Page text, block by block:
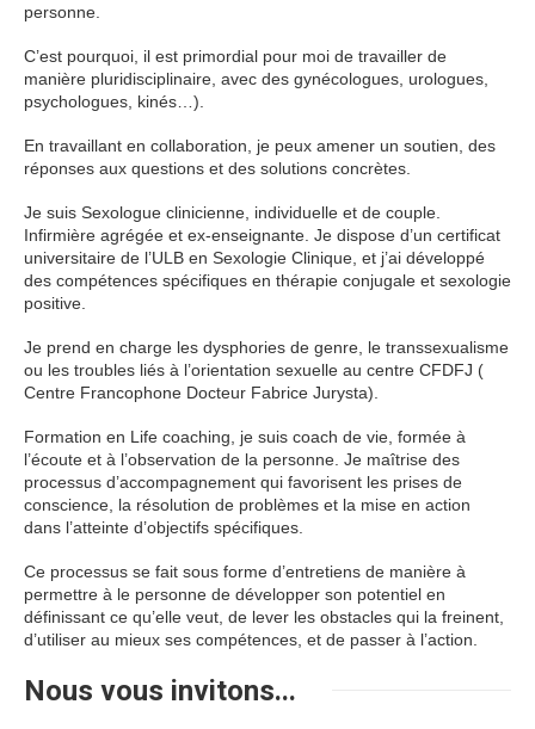
personne.
C’est pourquoi, il est primordial pour moi de travailler de
manière pluridisciplinaire, avec des gynécologues, urologues,
psychologues, kinés…).
En travaillant en collaboration, je peux amener un soutien, des
réponses aux questions et des solutions concrètes.
Je suis Sexologue clinicienne, individuelle et de couple.
Infirmière agrégée et ex-enseignante. Je dispose d’un certificat
universitaire de l’ULB en Sexologie Clinique, et j’ai développé
des compétences spécifiques en thérapie conjugale et sexologie
positive.
Je prend en charge les dysphories de genre, le transsexualisme
ou les troubles liés à l’orientation sexuelle au centre CFDFJ (
Centre Francophone Docteur Fabrice Jurysta).
Formation en Life coaching, je suis coach de vie, formée à
l’écoute et à l’observation de la personne. Je maîtrise des
processus d’accompagnement qui favorisent les prises de
conscience, la résolution de problèmes et la mise en action
dans l’atteinte d’objectifs spécifiques.
Ce processus se fait sous forme d’entretiens de manière à
permettre à le personne de développer son potentiel en
définissant ce qu’elle veut, de lever les obstacles qui la freinent,
d’utiliser au mieux ses compétences, et de passer à l’action.
Nous vous invitons...